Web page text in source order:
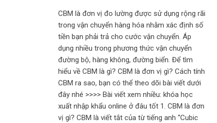
CBM là đơn vị đo lường được sử dụng rộng rãi
trong vận chuyển hàng hóa nhằm xác định số
tiền bạn phải trả cho cước vận chuyển. Áp
dụng nhiều trong phương thức vận chuyển
đường bộ, hàng không, đường biển. Để tìm
hiểu về CBM là gì? CBM là đơn vị gì? Cách tính
CBM ra sao, bạn có thể theo dõi bài viết dưới
đây nhé >>>> Bài viết xem nhiều: khóa học
xuất nhập khẩu online ở đâu tốt 1. CBM là đơn
vị gì? CBM là viết tắt của từ tiếng anh “Cubic